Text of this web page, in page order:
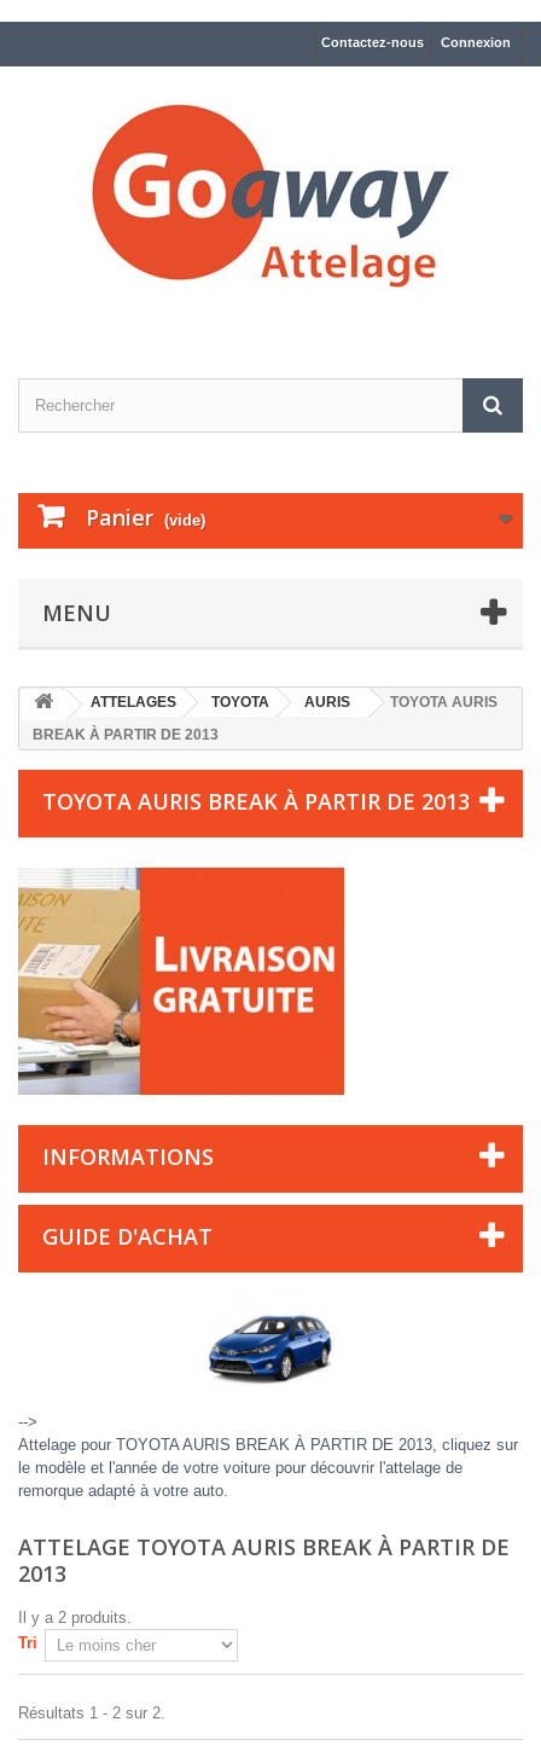
Connexion
Contactez-nous
Panier (vide)
MENU
ATTELAGES TOYOTA AURIS
TOYOTA AURIS
BREAK À PARTIR DE 2013
TOYOTA AURIS BREAK À PARTIR DE 2013
INFORMATIONS
GUIDE D'ACHAT
-->
Attelage pour TOYOTA AURIS BREAK À PARTIR DE 2013, cliquez sur
le modèle et l'année de votre voiture pour découvrir l'attelage de
remorque adapté à votre auto.
ATTELAGE TOYOTA AURIS BREAK À PARTIR DE
2013
Il y a 2 produits.
Tri
Résultats 1 - 2 sur 2.